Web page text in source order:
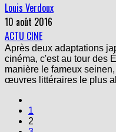
Louis Verdoux
10 août 2016
ACTU CINE
Après deux adaptations
cinéma, c'est au tour des
manière le fameux
œuvres littéraires le plus
1
2